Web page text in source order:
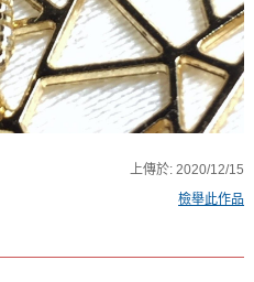
上傳於: 2020/12/15
檢舉此作品